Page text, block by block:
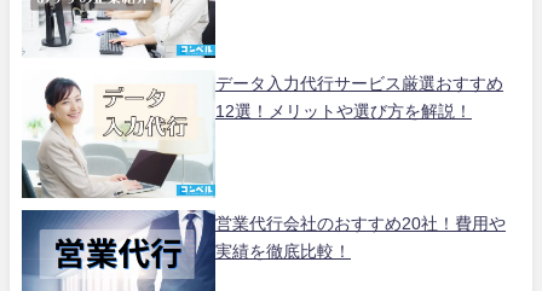
データ入力代行サービス厳選おすすめ
12選！メリットや選び方を解説！
営業代行会社のおすすめ20社！費用や
実績を徹底比較！